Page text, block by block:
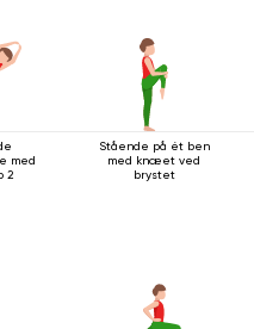
med
2
Stående på ét ben
med knæet ved
brystet